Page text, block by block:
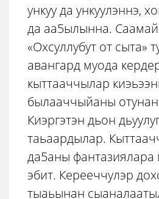
ункуу да ункуулэннэ,
да аа5ылынна. Саамай
«Охсуллубут от сыта»
авангард муода
кыттааччылар
былааччыйаны
Киэргэтэн дьон
таьаардылар.
да5аны фантазиялара
эбит. Керееччулэр
тыаьынан